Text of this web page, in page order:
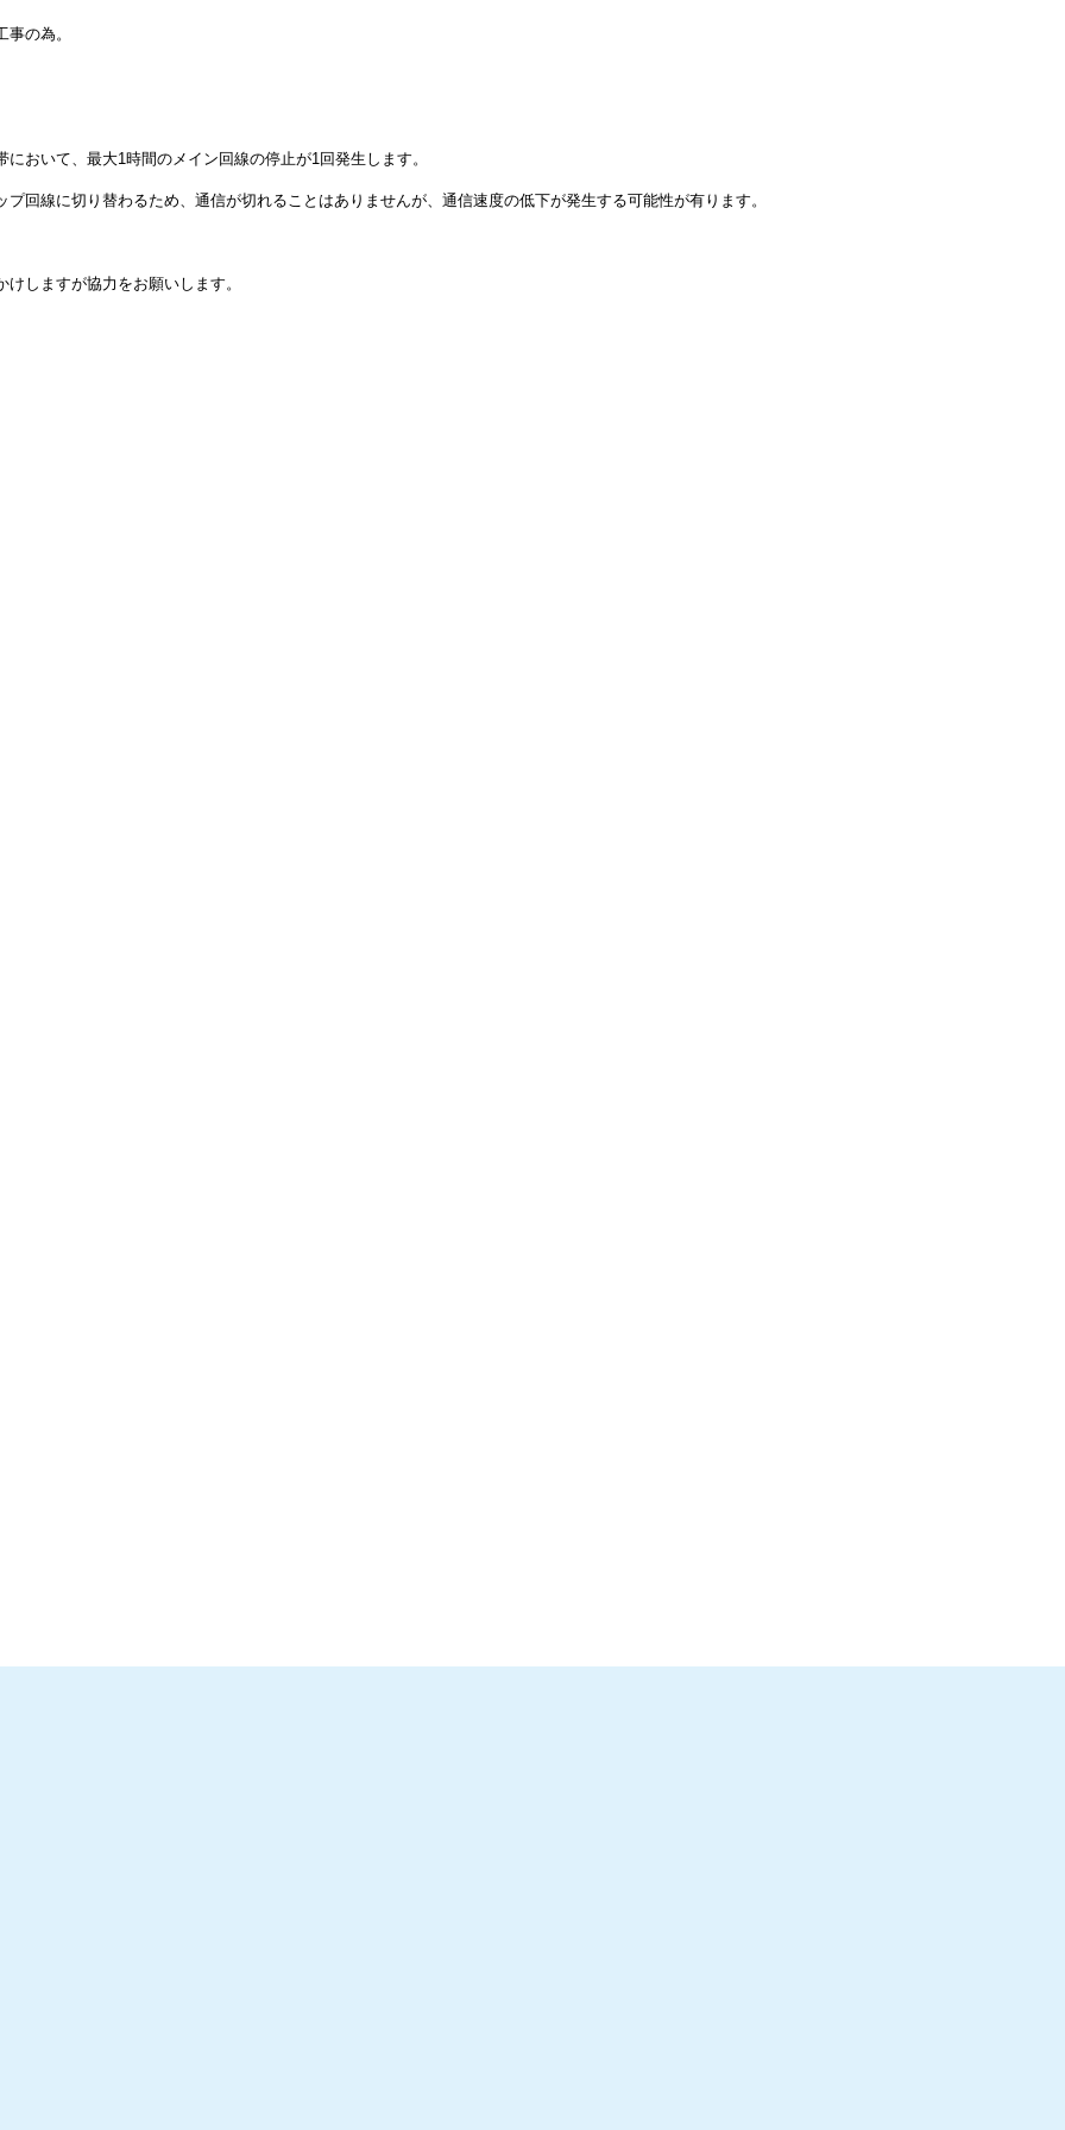
の為。
おいて、最大1時間のメイン回線の停止が1回発生します。
回線に切り替わるため、通信が切れることはありませんが、通信速度の低下が発生する可能性が有ります。
けしますが協力をお願いします。